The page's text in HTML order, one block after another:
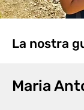
La nostra
Maria